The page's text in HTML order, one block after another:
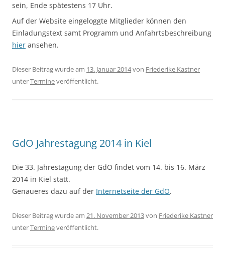
sein, Ende spätestens 17 Uhr.
Auf der Website eingeloggte Mitglieder können den
Einladungstext samt Programm und Anfahrtsbeschreibung
hier ansehen.
Dieser Beitrag wurde am 13. Januar 2014von Friederike Kastner
unterTermineveröffentlicht.
GdO Jahrestagung 2014 in Kiel
Die 33. Jahrestagung der GdO findet vom 14. bis 16. März
2014 in Kiel statt.
Genaueres dazu auf der Internetseite der GdO.
Dieser Beitrag wurde am 21. November 2013von Friederike Kastner
unterTermineveröffentlicht.